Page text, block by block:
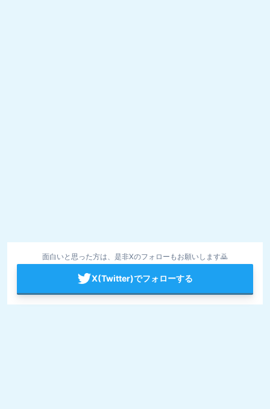
面白いと思った方は、是非Xのフォローもお願いします🙇
X(Twitter)でフォローする